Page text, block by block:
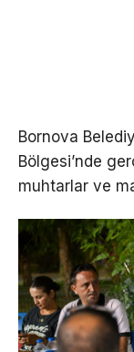
Bornova
Bölgesi’nde
muhtarlar ve